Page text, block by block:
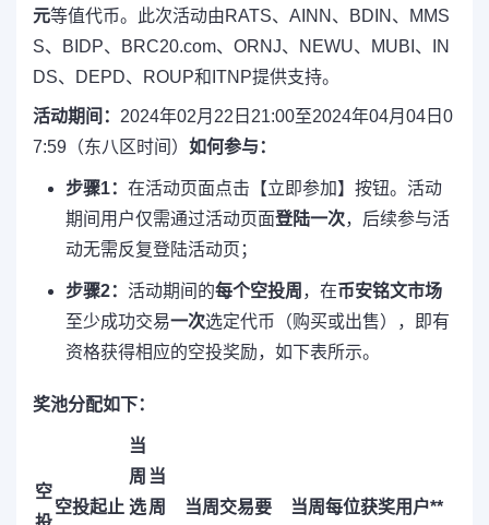
元等值代币。此次活动由RATS、AINN、BDIN、MMS
S、BIDP、BRC20.com、ORNJ、NEWU、MUBI、IN
DS、DEPD、ROUP和ITNP提供支持。
活动期间： 2024年02月22日21:00至2024年04月04日0
7:59（东八区时间） 如何参与：
步骤1： 在活动页面点击【立即参加】按钮。活动
期间用户仅需通过活动页面登陆一次，后续参与活
动无需反复登陆活动页；
步骤2： 活动期间的每个空投周 ，在币安铭文市场
至少成功交易一次选定代币（购买或出售），即有
资格获得相应的空投奖励，如下表所示。
奖池分配如下：
空
空投起止
当
周
选
当
周
当周交易要
当周每位获奖用户**